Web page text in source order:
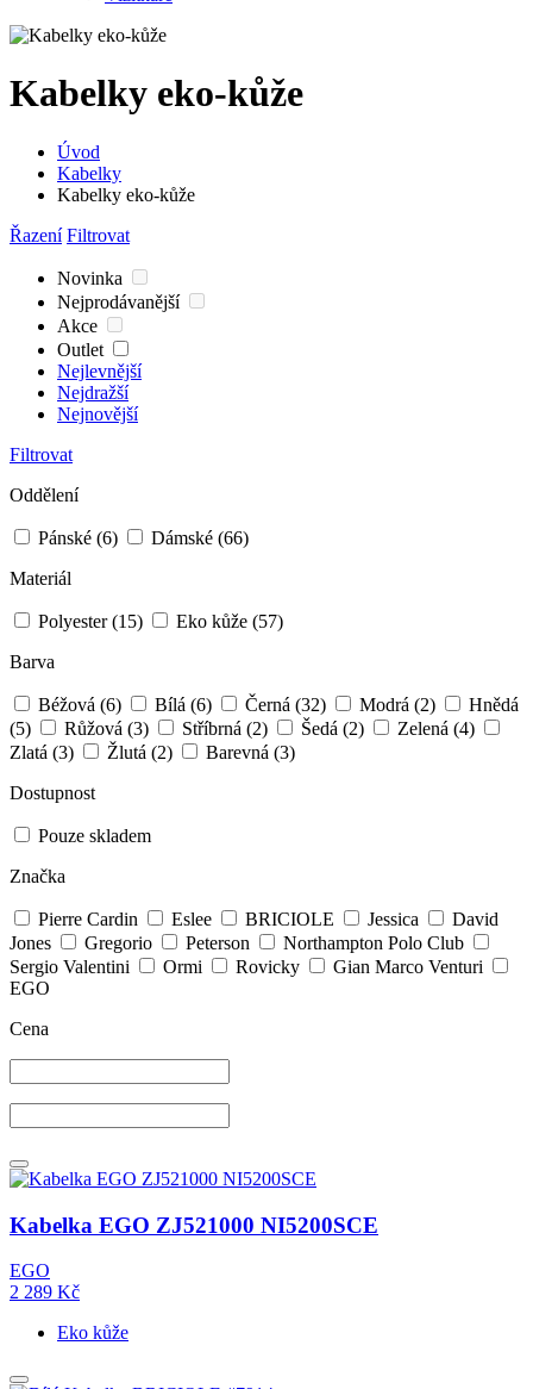
Kabelky eko-kůže
Úvod
Kabelky
Kabelky eko-kůže
Řazení Filtrovat
Novinka
Nejprodávanější
Akce
Outlet
Nejlevnější
Nejdražší
Nejnovější
Filtrovat
Oddělení
Pánské (6) Dámské (66)
Materiál
Polyester(15) Eko kůže (57)
Barva
Béžová (6) Bílá (6) Černá (32) Modrá (2)
Hnědá
(5)
Růžová (3) Stříbrná (2) Šedá (2) Zelená (4)
Zlatá (3) Žlutá (2) Barevná (3)
Dostupnost
Pouze skladem
Značka
Pierre Cardin Eslee BRICIOLE Jessica
David
Jones
Gregorio Peterson
Northampton Polo Club
Sergio Valentini
Ormi Rovicky
Gian Marco Venturi
EGO
Cena
Kabelka EGO ZJ521000 NI5200SCE
EGO
2 289 Kč
Eko kůže